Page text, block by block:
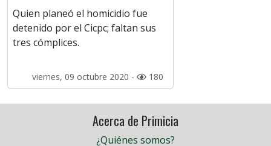
Quien planeó el homicidio fue
detenido por el Cicpc; faltan sus
tres cómplices.
viernes, 09 octubre 2020 - 180
Acerca de Primicia
¿Quiénes somos?